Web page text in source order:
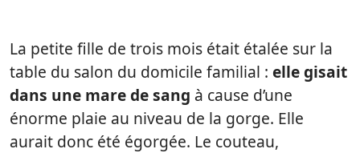
La petite fille de trois mois était étalée sur la
table du salon du domicile familial : elle gisait
dans une mare de sang à cause d’une
énorme plaie au niveau de la gorge. Elle
aurait donc été égorgée. Le couteau,